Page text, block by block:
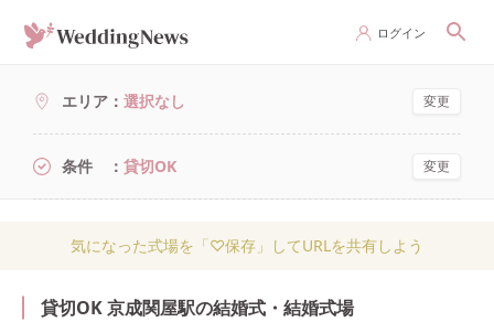
ログイン
エリア 選択なし 変更
条件 貸切OK 変更
気になった式場を「♡保存」してURLを共有しよう
貸切OK 京成関屋駅の結婚式・結婚式場